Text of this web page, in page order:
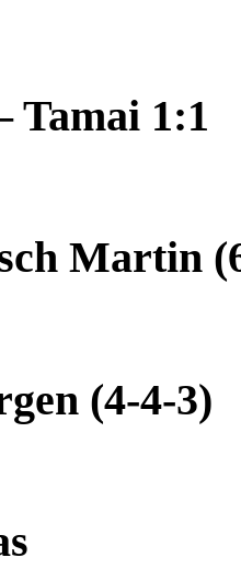
Tamai 1:1
Martin
(4-4-3)